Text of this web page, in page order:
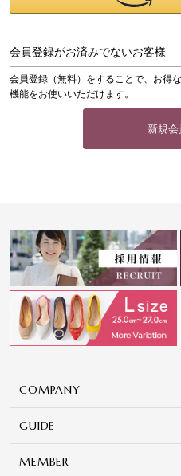
会員登録がお済みでないお客様
会員登録（無料）をすることで、お得
機能をお使いいただけます。
新規
COMPANY
GUIDE
MEMBER